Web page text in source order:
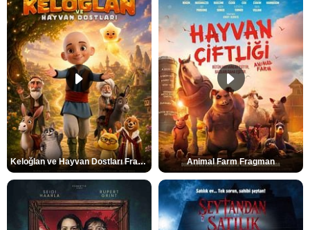
Keloğlan ve Hayvan Dostları Fragman Animal Farm Fragman